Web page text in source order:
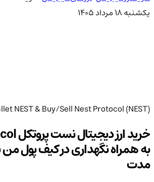
یکشنبه ۱۸ مرداد ۱۴۰۵
NEST & Buy/Sell Nest Protocol (NEST)
به همراه نگهداری در کیف پول من
مدت